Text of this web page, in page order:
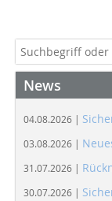
News
04.08.2026 |
03.08.2026 |
31.07.2026 |
30.07.2026 |